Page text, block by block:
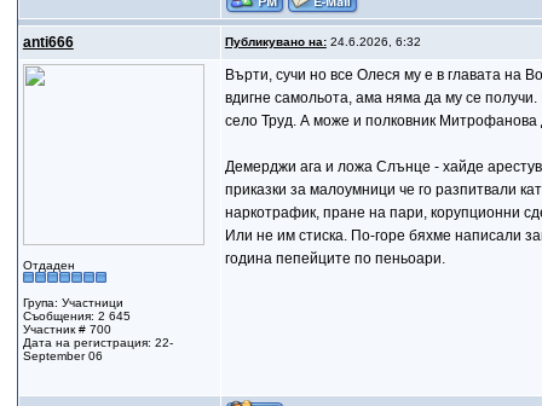
anti666 Публикувано на:24.6.2026, 6:32
Отдаден
Група: Участници
Съобщения: 2 645
Участник # 700
Дата на регистрация: 22-
September 06
Върти, сучи но все Олеся му е в главата на
вдигне самольота, ама няма да му се
село Труд. А може и полковник Митрофанова
Демерджи ага и ложа Слънце - хайде
приказки за малоумници че го разпитвали
наркотрафик, пране на пари, корупционни
Или не им стиска. По-горе бяхме написали
година пепейците по пеньоари.